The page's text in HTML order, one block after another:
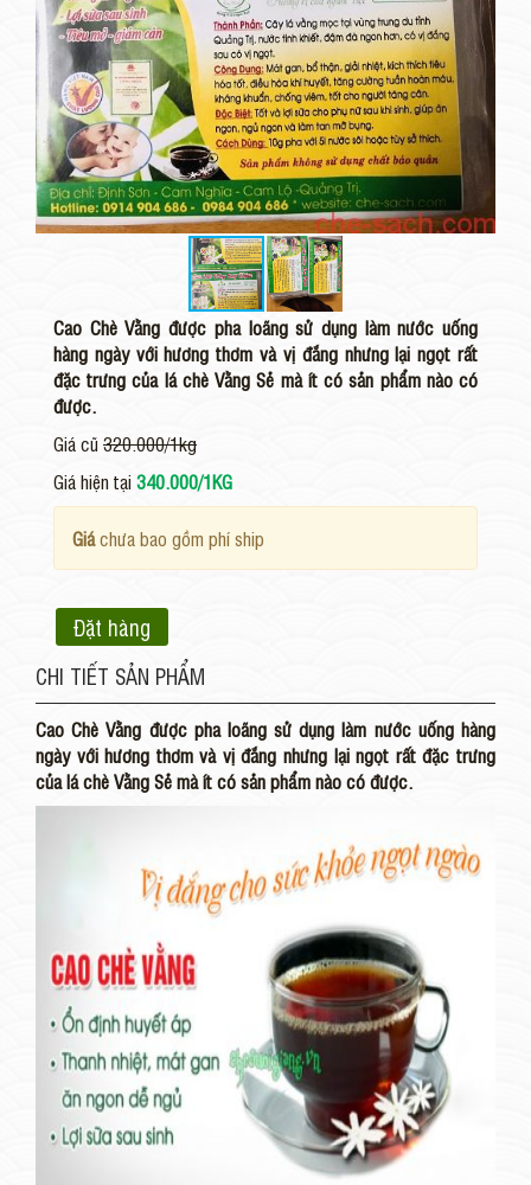
Cao Chè Vằng được pha loãng sử dụng làm nước uống
hàng ngày với hương thơm và vị đắng nhưng lại ngọt rất
đặc trưng của lá chè Vằng Sẻ mà ít có sản phẩm nào có
được.
Giá cũ 320.000/1kg
Giá hiện tại340.000/1KG
Giáchưa bao gồm phí ship
Đặt hàng
CHI TIẾT SẢN PHẨM
Cao Chè Vằng được pha loãng sử dụng làm nước uống hàng
ngày với hương thơm và vị đắng nhưng lại ngọt rất đặc trưng
của lá chè Vằng Sẻ mà ít có sản phẩm nào có được.